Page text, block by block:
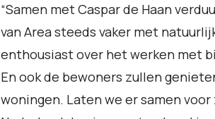
“Samen met Caspar de Haan
van Area steeds vaker met
enthousiast over het werken met
En ook de bewoners zullen
woningen. Laten we er samen